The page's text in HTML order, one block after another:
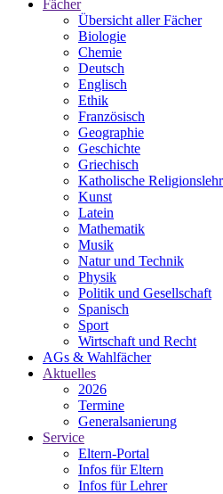
Fächer
Übersicht aller Fächer
Biologie
Chemie
Deutsch
Englisch
Ethik
Französisch
Geographie
Geschichte
Griechisch
Katholische
Kunst
Latein
Mathematik
Musik
Natur und Technik
Physik
Politik und Gesellschaft
Spanisch
Sport
Wirtschaft und Recht
AGs & Wahlfächer
Aktuelles
2026
Termine
Generalsanierung
Service
Eltern-Portal
Infos für Eltern
Infos für Lehrer